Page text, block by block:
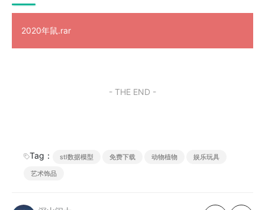
2020年鼠.rar
- THE END -
Tag： stl数据模型 免费下载 动物植物
娱乐玩具
艺术饰品